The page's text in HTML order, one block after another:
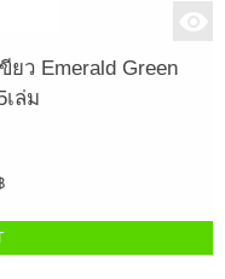
ว Emerald Green
เล่ม
฿